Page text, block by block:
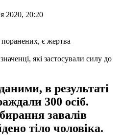
2020, 20:20
які застосували силу до
в результаті
300 осіб.
завалів
тіло чоловіка.